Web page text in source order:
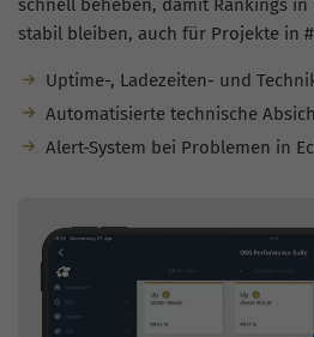
schnell beheben, damit Rankings in
stabil bleiben, auch für Projekte in
Uptime-, Ladezeiten- und
Automatisierte technische
Alert-System bei Problemen in